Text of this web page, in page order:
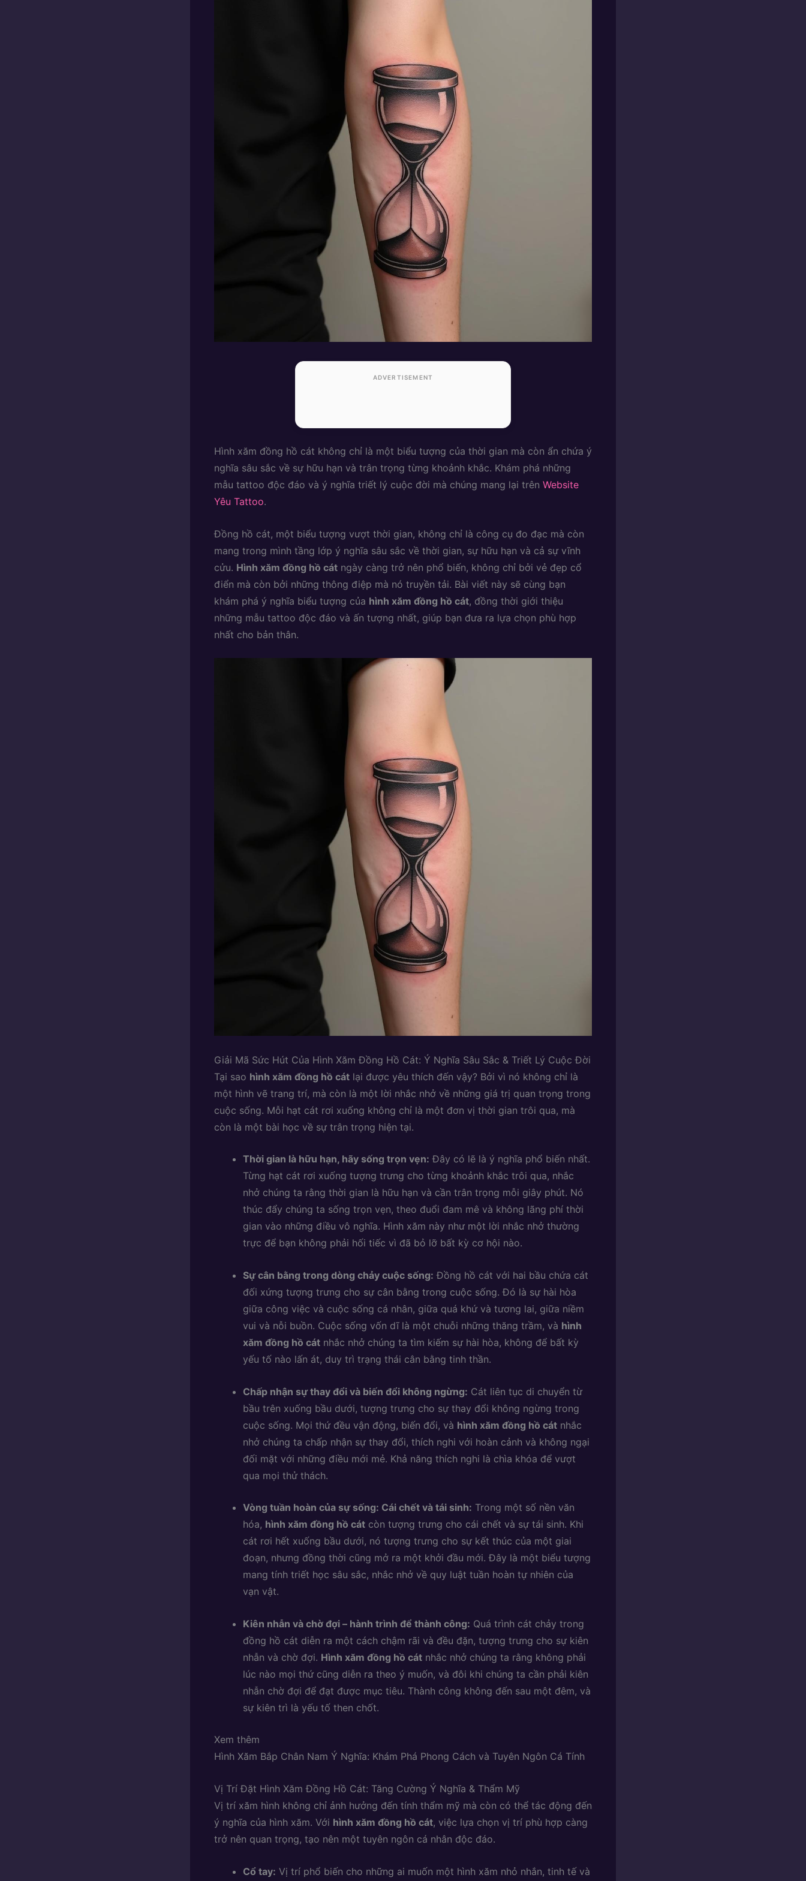
ADVERTISEMENT
Hình xăm đồng hồ cát không chỉ là một biểu tượng của thời gian mà còn ẩn chứa ý
nghĩa sâu sắc về sự hữu hạn và trân trọng từng khoảnh khắc. Khám phá những
mẫu tattoo độc đáo và ý nghĩa triết lý cuộc đời mà chúng mang lại trên Website
Yêu Tattoo.
Đồng hồ cát, một biểu tượng vượt thời gian, không chỉ là công cụ đo đạc mà còn
mang trong mình tầng lớp ý nghĩa sâu sắc về thời gian, sự hữu hạn và cả sự vĩnh
cửu. Hình xăm đồng hồ cát ngày càng trở nên phổ biến, không chỉ bởi vẻ đẹp cổ
điển mà còn bởi những thông điệp mà nó truyền tải. Bài viết này sẽ cùng bạn
khám phá ý nghĩa biểu tượng của hình xăm đồng hồ cát, đồng thời giới thiệu
những mẫu tattoo độc đáo và ấn tượng nhất, giúp bạn đưa ra lựa chọn phù hợp
nhất cho bản thân.
Giải Mã Sức Hút Của Hình Xăm Đồng Hồ Cát: Ý Nghĩa Sâu Sắc & Triết Lý Cuộc Đời
Tại sao hình xăm đồng hồ cát lại được yêu thích đến vậy? Bởi vì nó không chỉ là
một hình vẽ trang trí, mà còn là một lời nhắc nhở về những giá trị quan trọng trong
cuộc sống. Mỗi hạt cát rơi xuống không chỉ là một đơn vị thời gian trôi qua, mà
còn là một bài học về sự trân trọng hiện tại.
Thời gian là hữu hạn, hãy sống trọn vẹn: Đây có lẽ là ý nghĩa phổ biến nhất.
Từng hạt cát rơi xuống tượng trưng cho từng khoảnh khắc trôi qua, nhắc
nhở chúng ta rằng thời gian là hữu hạn và cần trân trọng mỗi giây phút. Nó
thúc đẩy chúng ta sống trọn vẹn, theo đuổi đam mê và không lãng phí thời
gian vào những điều vô nghĩa. Hình xăm này như một lời nhắc nhở thường
trực để bạn không phải hối tiếc vì đã bỏ lỡ bất kỳ cơ hội nào.
Sự cân bằng trong dòng chảy cuộc sống: Đồng hồ cát với hai bầu chứa cát
đối xứng tượng trưng cho sự cân bằng trong cuộc sống. Đó là sự hài hòa
giữa công việc và cuộc sống cá nhân, giữa quá khứ và tương lai, giữa niềm
vui và nỗi buồn. Cuộc sống vốn dĩ là một chuỗi những thăng trầm, và hình
xăm đồng hồ cát nhắc nhở chúng ta tìm kiếm sự hài hòa, không để bất kỳ
yếu tố nào lấn át, duy trì trạng thái cân bằng tinh thần.
Chấp nhận sự thay đổi và biến đổi không ngừng: Cát liên tục di chuyển từ
bầu trên xuống bầu dưới, tượng trưng cho sự thay đổi không ngừng trong
cuộc sống. Mọi thứ đều vận động, biến đổi, và hình xăm đồng hồ cát nhắc
nhở chúng ta chấp nhận sự thay đổi, thích nghi với hoàn cảnh và không ngại
đối mặt với những điều mới mẻ. Khả năng thích nghi là chìa khóa để vượt
qua mọi thử thách.
Vòng tuần hoàn của sự sống: Cái chết và tái sinh: Trong một số nền văn
hóa, hình xăm đồng hồ cát còn tượng trưng cho cái chết và sự tái sinh. Khi
cát rơi hết xuống bầu dưới, nó tượng trưng cho sự kết thúc của một giai
đoạn, nhưng đồng thời cũng mở ra một khởi đầu mới. Đây là một biểu tượng
mang tính triết học sâu sắc, nhắc nhở về quy luật tuần hoàn tự nhiên của
vạn vật.
Kiên nhẫn và chờ đợi – hành trình để thành công: Quá trình cát chảy trong
đồng hồ cát diễn ra một cách chậm rãi và đều đặn, tượng trưng cho sự kiên
nhẫn và chờ đợi. Hình xăm đồng hồ cát nhắc nhở chúng ta rằng không phải
lúc nào mọi thứ cũng diễn ra theo ý muốn, và đôi khi chúng ta cần phải kiên
nhẫn chờ đợi để đạt được mục tiêu. Thành công không đến sau một đêm, và
sự kiên trì là yếu tố then chốt.
Xem thêm
Hình Xăm Bắp Chân Nam Ý Nghĩa: Khám Phá Phong Cách và Tuyên Ngôn Cá Tính
Vị Trí Đặt Hình Xăm Đồng Hồ Cát: Tăng Cường Ý Nghĩa & Thẩm Mỹ
Vị trí xăm hình không chỉ ảnh hưởng đến tính thẩm mỹ mà còn có thể tác động đến
ý nghĩa của hình xăm. Với hình xăm đồng hồ cát, việc lựa chọn vị trí phù hợp càng
trở nên quan trọng, tạo nên một tuyên ngôn cá nhân độc đáo.
Cổ tay: Vị trí phổ biến cho những ai muốn một hình xăm nhỏ nhắn, tinh tế và